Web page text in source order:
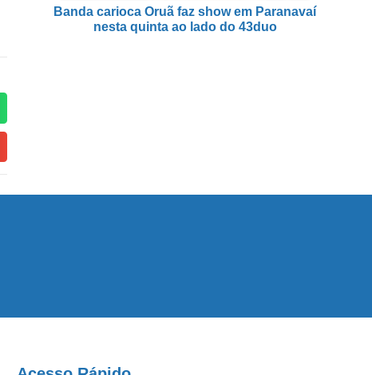
Banda carioca Oruã faz show em Paranavaí
nesta quinta ao lado do 43duo